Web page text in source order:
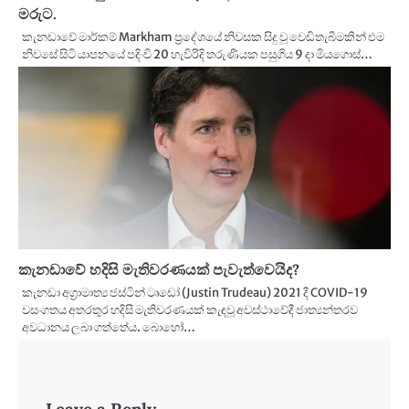
මරුට.
කැනඩාවේ මාර්කම් Markham ප්‍රදේශයේ නිවසක සිදු වූ වෙඩිතැබීමකින් එම
නිවසේ සිටි යාපනයේ පදිංචි 20 හැවිරිදි තරුණියක පසුගිය 9 දා මියගොස්…
කැනඩාවේ හදිසි මැතිවරණයක් පැවැත්වෙයිද?
කැනඩා අග්‍රාමාත්‍ය ජස්ටින් ටෘඩෝ (Justin Trudeau) 2021 දී COVID-19
වසංගතය අතරතුර හදිසි මැතිවරණයක් කැඳවූ අවස්ථාවේදී ජාත්‍යන්තරව
අවධානය ලබා ගත්තේය. බොහෝ…